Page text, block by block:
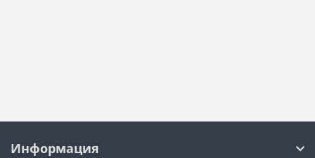
Информация